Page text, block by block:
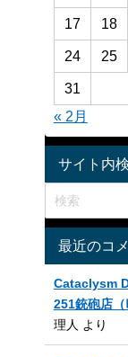
17 18
24 25
31
« 2月
サイト内
最近のコ
Cataclysm
251銃砲店（
理人
より